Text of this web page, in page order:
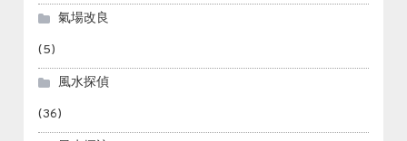
氣場改良
(5)
風水探偵
(36)